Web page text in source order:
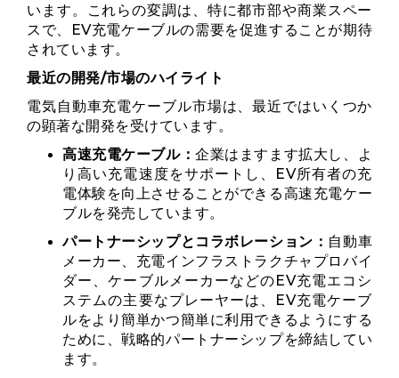
います。これらの変調は、特に都市部や商業スペー
スで、EV充電ケーブルの需要を促進することが期待
されています。
最近の開発/市場のハイライト
電気自動車充電ケーブル市場は、最近ではいくつか
の顕著な開発を受けています。
高速充電ケーブル：企業はますます拡大し、よ
り高い充電速度をサポートし、EV所有者の充
電体験を向上させることができる高速充電ケー
ブルを発売しています。
パートナーシップとコラボレーション： 自動車
メーカー、充電インフラストラクチャプロバイ
ダー、ケーブルメーカーなどのEV充電エコシ
ステムの主要なプレーヤーは、EV充電ケーブ
ルをより簡単かつ簡単に利用できるようにする
ために、戦略的パートナーシップを締結してい
ます。